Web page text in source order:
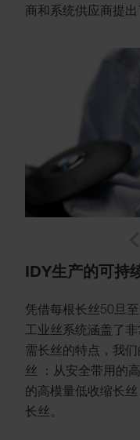
商和系统供应商提
IDY生产的可持
凭借每根长丝50旦
工业丝系统涵盖了
需长丝的特点，我
丝 ：从安全带用的
的高模量低收缩长
长丝。